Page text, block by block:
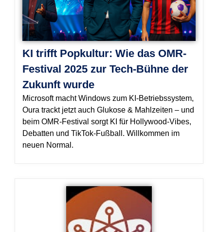
KI trifft Popkultur: Wie das OMR-
Festival 2025 zur Tech-Bühne der
Zukunft wurde
Microsoft macht Windows zum KI-Betriebssystem,
Oura trackt jetzt auch Glukose & Mahlzeiten – und
beim OMR-Festival sorgt KI für Hollywood-Vibes,
Debatten und TikTok-Fußball. Willkommen im
neuen Normal.